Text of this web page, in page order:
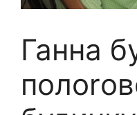
Ганна